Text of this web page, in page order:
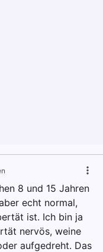
8 und 15 Jahren
echt normal,
ist. Ich bin ja
nervös, weine
aufgedreht. Das